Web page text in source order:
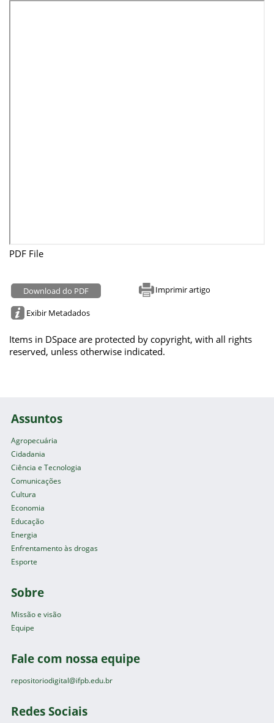
PDF File
Download do PDF Imprimir artigo
Exibir Metadados
Items in DSpace are protected by copyright, with all rights
reserved, unless otherwise indicated.
Assuntos
Agropecuária
Cidadania
Ciência e Tecnologia
Comunicações
Cultura
Economia
Educação
Energia
Enfrentamento às drogas
Esporte
Sobre
Missão e visão
Equipe
Fale com nossa equipe
repositoriodigital@ifpb.edu.br
Redes Sociais